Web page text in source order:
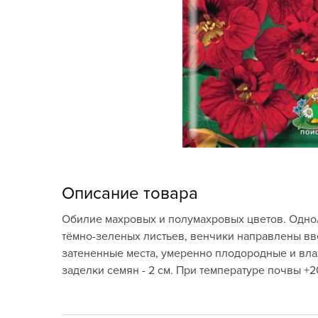
Комнатные горшечные
многолетники Весна
Новогодняя продукция
Отдых в саду, пикник
Описание товара
Обилие махровых и полумахровых цветов.
тёмно-зеленых листьев, венчики направлены
затененные места, умеренно плодородные и
заделки семян - 2 см. При температуре почвы